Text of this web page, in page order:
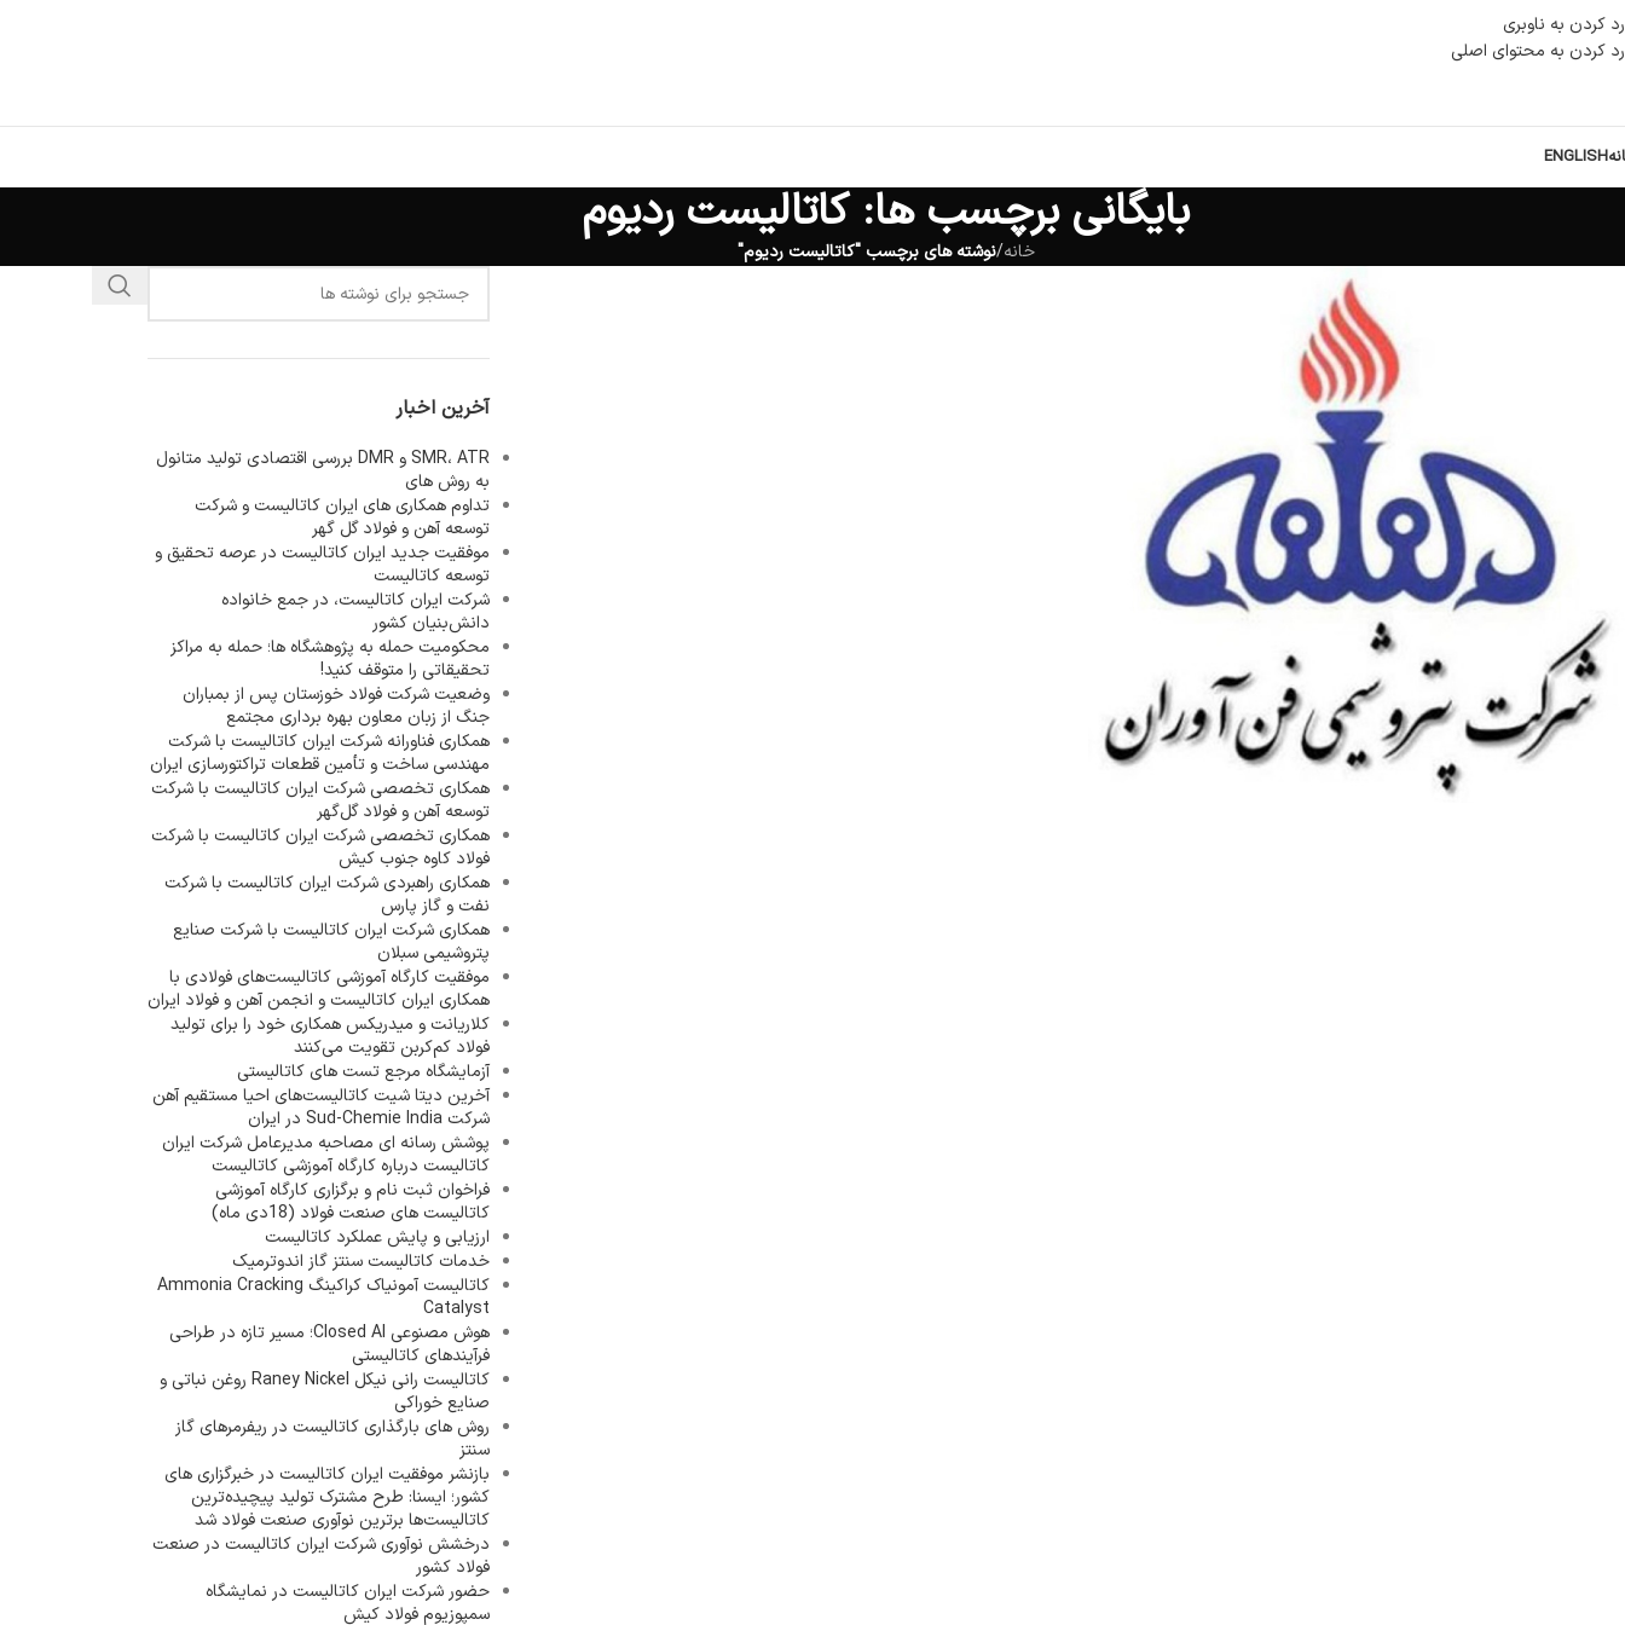
رد کردن به ناوبری
رد کردن به محتوای اصلی
ENGLISH
بایگانی برچسب ها: کاتالیست ردیوم
خانه/نوشته های برچسب "کاتالیست ردیوم"
آخرین اخبار
SMR، ATR و DMR بررسی اقتصادی تولید متانول
به روش های
تداوم همکاری های ایران کاتالیست و شرکت
توسعه آهن و فولاد گل گهر
موفقیت جدید ایران کاتالیست در عرصه تحقیق و
توسعه کاتالیست
شرکت ایران کاتالیست، در جمع خانواده
دانش‌بنیان کشور
محکومیت حمله به پژوهشگاه ها؛ حمله به مراکز
تحقیقاتی را متوقف کنید!
وضعیت شرکت فولاد خوزستان پس از بمباران
جنگ از زبان معاون بهره برداری مجتمع
همکاری فناورانه شرکت ایران کاتالیست با شرکت
مهندسی ساخت و تأمین قطعات تراکتورسازی ایران
همکاری تخصصی شرکت ایران کاتالیست با شرکت
توسعه آهن و فولاد گل‌گهر
همکاری تخصصی شرکت ایران کاتالیست با شرکت
فولاد کاوه جنوب کیش
همکاری راهبردی شرکت ایران کاتالیست با شرکت
نفت و گاز پارس
همکاری شرکت ایران کاتالیست با شرکت صنایع
پتروشیمی سبلان
موفقیت کارگاه آموزشی کاتالیست‌های فولادی با
همکاری ایران کاتالیست و انجمن آهن و فولاد ایران
کلاریانت و میدریکس همکاری خود را برای تولید
فولاد کم‌کربن تقویت می‌کنند
آزمایشگاه مرجع تست های کاتالیستی
آخرین دیتا شیت کاتالیست‌های احیا مستقیم آهن
شرکت Sud-Chemie India در ایران
پوشش رسانه ای مصاحبه مدیرعامل شرکت ایران
کاتالیست درباره کارگاه آموزشی کاتالیست
فراخوان ثبت نام و برگزاری کارگاه آموزشی
کاتالیست های صنعت فولاد (18دی ماه)
ارزیابی و پایش عملکرد کاتالیست
خدمات کاتالیست سنتز گاز اندوترمیک
کاتالیست آمونیاک کراکینگ Ammonia Cracking
Catalyst
هوش مصنوعی Closed AI؛ مسیر تازه در طراحی
فرآیندهای کاتالیستی
کاتالیست رانی نیکل Raney Nickel روغن نباتی و
صنایع خوراکی
روش های بارگذاری کاتالیست در ریفرمرهای گاز
سنتز
بازنشر موفقیت ایران کاتالیست در خبرگزاری های
کشور؛ ایسنا: طرح مشترک تولید پیچیده‌ترین
کاتالیست‌ها برترین نوآوری صنعت فولاد شد
درخشش نوآوری شرکت ایران کاتالیست در صنعت
فولاد کشور
حضور شرکت ایران کاتالیست در نمایشگاه
سمپوزیوم فولاد کیش